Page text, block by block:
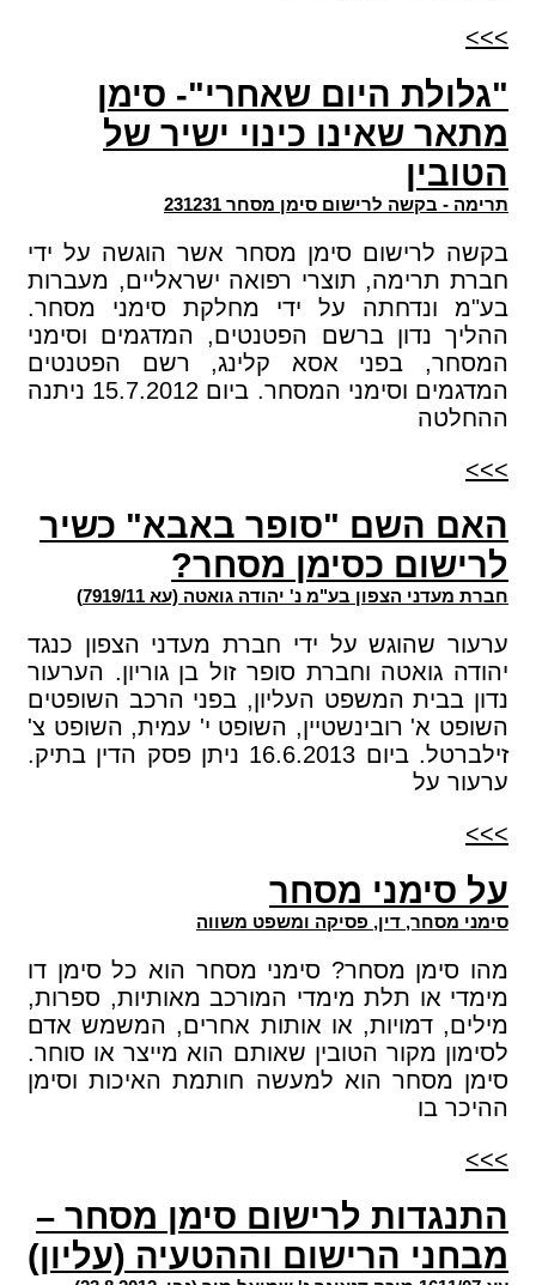
>>>
"גלולת היום שאחרי"- סימן
מתאר שאינו כינוי ישיר של
הטובין
תרימה - בקשה לרישום סימן מסחר 231231
בקשה לרישום סימן מסחר אשר הוגשה על ידי
חברת תרימה, תוצרי רפואה ישראליים, מעברות
בע"מ ונדחתה על ידי מחלקת סימני מסחר.
ההליך נדון ברשם הפטנטים, המדגמים וסימני
המסחר, בפני אסא קלינג, רשם הפטנטים
המדגמים וסימני המסחר. ביום 15.7.2012 ניתנה
ההחלטה
>>>
האם השם "סופר באבא" כשיר
לרישום כסימן מסחר?
חברת מעדני הצפון בע"מ נ' יהודה גואטה (עא 7919/11)
ערעור שהוגש על ידי חברת מעדני הצפון כנגד
יהודה גואטה וחברת סופר זול בן גוריון. הערעור
נדון בבית המשפט העליון, בפני הרכב השופטים
השופט א' רובינשטיין, השופט י' עמית, השופט צ'
זילברטל. ביום 16.6.2013 ניתן פסק הדין בתיק.
ערעור על
>>>
על סימני מסחר
סימני מסחר, דין, פסיקה ומשפט משווה
מהו סימן מסחר? סימני מסחר הוא כל סימן דו
מימדי או תלת מימדי המורכב מאותיות, ספרות,
מילים, דמויות, או אותות אחרים, המשמש אדם
לסימון מקור הטובין שאותם הוא מייצר או סוחר.
סימן מסחר הוא למעשה חותמת האיכות וסימן
ההיכר בו
>>>
התנגדות לרישום סימן מסחר –
מבחני הרישום וההטעיה (עליון)